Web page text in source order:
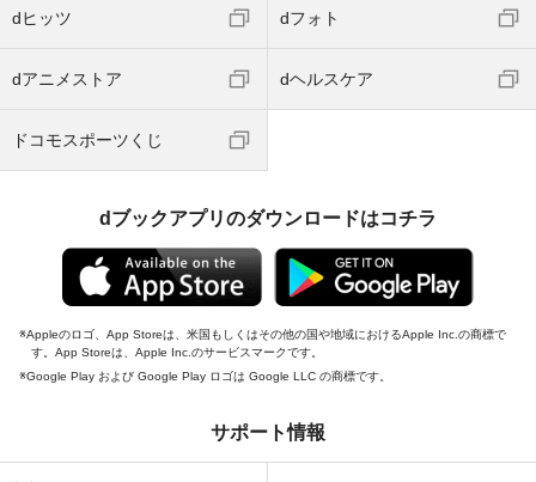
dヒッツ dフォト
dアニメストア dヘルスケア
ドコモスポーツくじ
dブックアプリのダウンロードはコチラ
Appleのロゴ、App Storeは、米国もしくはその他の国や地域におけるApple Inc.の商標で
す。App Storeは、Apple Inc.のサービスマークです。
Google Play および Google Play ロゴは Google LLC の商標です。
サポート情報